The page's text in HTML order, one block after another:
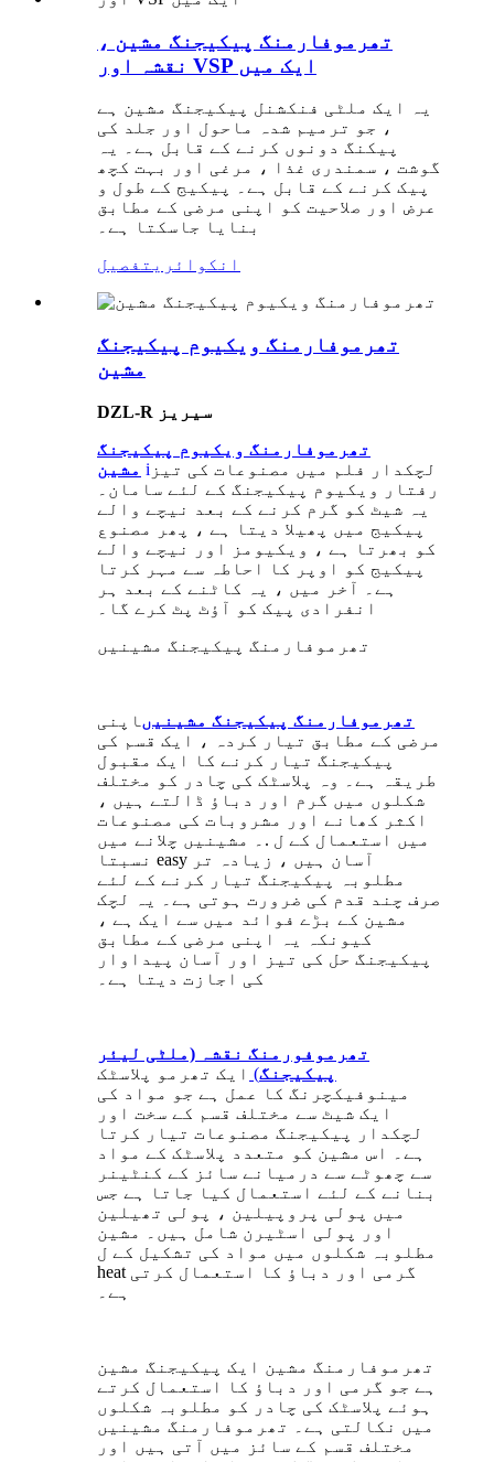
تھرموفارمنگ پیکیجنگ مشین ،
نقشہ اور VSP ایک میں
یہ ایک ملٹی فنکشنل پیکیجنگ مشین ہے
، جو ترمیم شدہ ماحول اور جلد کی
پیکنگ دونوں کرنے کے قابل ہے۔ یہ
گوشت ، سمندری غذا ، مرغی اور بہت کچھ
پیک کرنے کے قابل ہے۔ پیکیج کے طول و
عرض اور صلاحیت کو اپنی مرضی کے مطابق
بنایا جاسکتا ہے۔
انکوائری تفصیل
تھرموفارمنگ ویکیوم پیکیجنگ
مشین
DZL-R سیریز
تھرموفارمنگ ویکیوم پیکیجنگ
مشین i لچکدار فلم میں مصنوعات کی تیز
رفتار ویکیوم پیکیجنگ کے لئے سامان۔
یہ شیٹ کو گرم کرنے کے بعد نیچے والے
پیکیج میں پھیلا دیتا ہے ، پھر مصنوع
کو بھرتا ہے ، ویکیومز اور نیچے والے
پیکیج کو اوپر کا احاطہ سے مہر کرتا
ہے۔ آخر میں ، یہ کاٹنے کے بعد ہر
انفرادی پیک کو آؤٹ پٹ کرے گا۔
تھرموفارمنگ پیکیجنگ مشینیں
تھرموفارمنگ پیکیجنگ مشینیں اپنی
مرضی کے مطابق تیار کردہ ، ایک قسم کی
پیکیجنگ تیار کرنے کا ایک مقبول
طریقہ ہے۔ وہ پلاسٹک کی چادر کو مختلف
شکلوں میں گرم اور دباؤ ڈالتے ہیں ،
اکثر کھانے اور مشروبات کی مصنوعات
میں استعمال کے ل .۔ مشینیں چلانے میں
نسبتا easy آسان ہیں ، زیادہ تر
مطلوبہ پیکیجنگ تیار کرنے کے لئے
صرف چند قدم کی ضرورت ہوتی ہے۔ یہ لچک
مشین کے بڑے فوائد میں سے ایک ہے ،
کیونکہ یہ اپنی مرضی کے مطابق
پیکیجنگ حل کی تیز اور آسان پیداوار
کی اجازت دیتا ہے۔
تھرموفورمنگ نقشہ (ملٹی لیئر
پیکیجنگ) ایک تھرمو پلاسٹک
مینوفیکچرنگ کا عمل ہے جو مواد کی
ایک شیٹ سے مختلف قسم کے سخت اور
لچکدار پیکیجنگ مصنوعات تیار کرتا
ہے۔ اس مشین کو متعدد پلاسٹک کے مواد
سے چھوٹے سے درمیانے سائز کے کنٹینر
بنانے کے لئے استعمال کیا جاتا ہے جس
میں پولی پروپیلین ، پولی تھیلین
اور پولی اسٹیرن شامل ہیں۔ مشین
مطلوبہ شکلوں میں مواد کی تشکیل کے ل
heat گرمی اور دباؤ کا استعمال کرتی
ہے۔
تھرموفارمنگ مشین ایک پیکیجنگ مشین
ہے جو گرمی اور دباؤ کا استعمال کرتے
ہوئے پلاسٹک کی چادر کو مطلوبہ شکلوں
میں نکالتی ہے۔ تھرموفارمنگ مشینیں
مختلف قسم کے سائز میں آتی ہیں اور